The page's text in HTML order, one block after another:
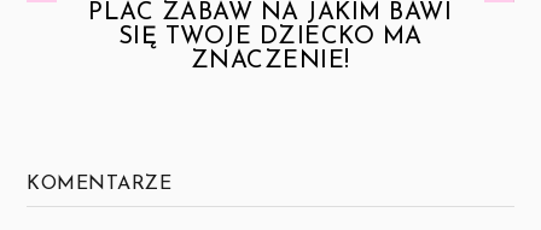
PLAC ZABAW NA JAKIM BAWI
SIĘ TWOJE DZIECKO MA
ZNACZENIE!
KOMENTARZE